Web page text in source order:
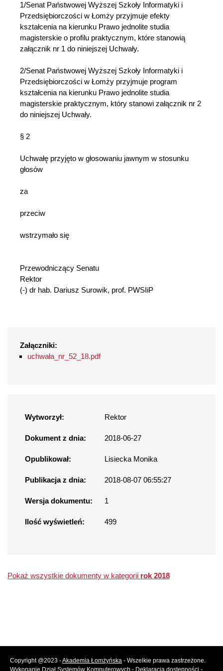
1/Senat Państwowej Wyższej Szkoły Informatyki i
Przedsiębiorczości w Łomży przyjmuje efekty
kształcenia na kierunku Prawo jednolite studia
magisterskie o profilu praktycznym, które stanowią
załącznik nr 1 do niniejszej Uchwały.
2/Senat Państwowej Wyższej Szkoły Informatyki i
Przedsiębiorczości w Łomży przyjmuje program
kształcenia na kierunku Prawo jednolite studia
magisterskie praktycznym, który stanowi załącznik nr 2
do niniejszej Uchwały.
§ 2
Uchwałę przyjęto w głosowaniu jawnym w stosunku
głosów
za
przeciw
wstrzymało się
Przewodniczący Senatu
Rektor
(-) dr hab. Dariusz Surowik, prof. PWSIiP
Załączniki:
uchwała_nr_52_18.pdf
Wytworzył: Rektor
Dokument z dnia: 2018-06-27
Opublikował: Lisiecka Monika
Publikacja z dnia: 2018-08-07 06:55:27
Wersja dokumentu: 1
Ilość wyświetleń: 499
Pokaż wszystkie dokumenty w kategorii rok 2018
Copyright @2023 -Akademia Łomżyńska - Wszelkie prawa zastrzeżone.